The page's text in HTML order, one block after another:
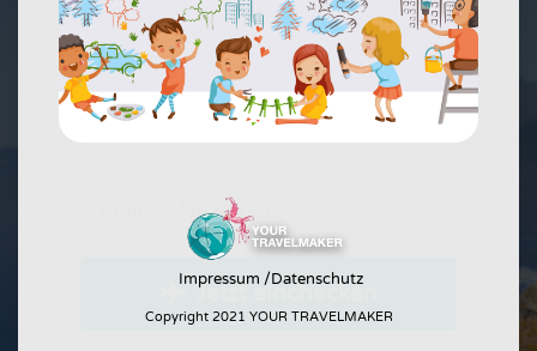
Jetzt einchecken
Impressum /Datenschutz
Copyright 2021 YOUR TRAVELMAKER